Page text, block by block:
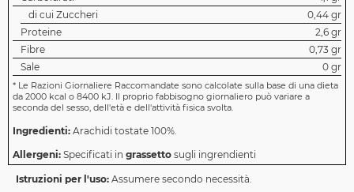
di cui Zuccheri
0,44 gr
Proteine
2,6 gr
Fibre
0,73 gr
Sale
0 gr
* Le Razioni Giornaliere Raccomandate sono calcolate sulla base di una dieta
da 2000 kcal o 8400 kJ. Il proprio fabbisogno giornaliero può variare a
seconda del sesso, dell'età e dell'attività fisica svolta.
Ingredienti: Arachidi tostate 100%.
Allergeni: Specificati in grassetto sugli ingrendienti
Istruzioni per l'uso: Assumere secondo necessità.